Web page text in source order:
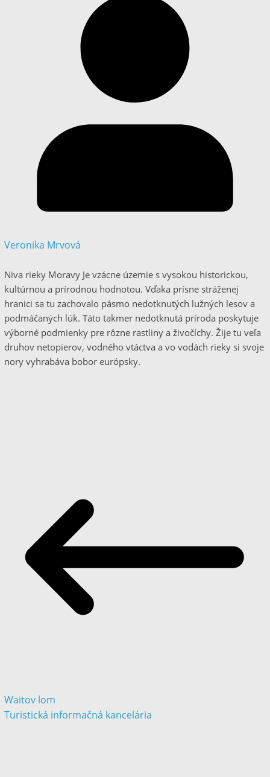
Veronika Mrvová
Niva rieky Moravy Je vzácne územie s vysokou historickou,
kultúrnou a prírodnou hodnotou. Vďaka prísne stráženej
hranici sa tu zachovalo pásmo nedotknutých lužných lesov a
podmáčaných lúk. Táto takmer nedotknutá príroda poskytuje
výborné podmienky pre rôzne rastliny a živočíchy. Žije tu veľa
druhov netopierov, vodného vtáctva a vo vodách rieky si svoje
nory vyhrabáva bobor európsky.
Waitov lom
Turistická informačná kancelária